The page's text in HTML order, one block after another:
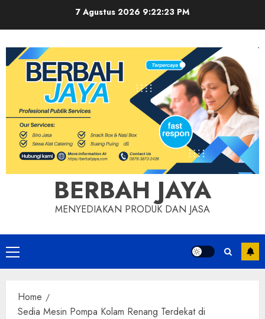
7 Agustus 2026 9:22:24 PM
BERBAH JAYA
MENYEDIAKAN PRODUK DAN JASA
Primary
Menu
Home
Sedia Mesin Pompa Kolam Renang Terdekat di